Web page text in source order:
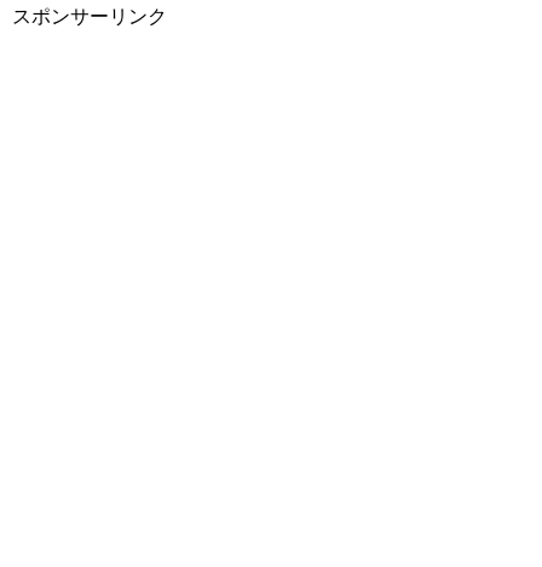
スポンサーリンク